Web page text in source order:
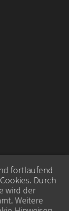
fortlaufend
Durch
wird der
Weitere